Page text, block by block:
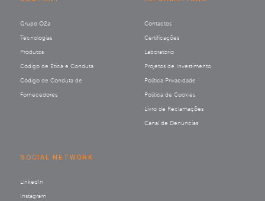
Grupo O2a
Tecnologias
Produtos
Código de Ética e Conduta
Código de Conduta de
Fornecedores
Contactos
Certificações
Laboratório
Projetos de Investimento
Política Privacidade
Política de Cookies
Livro de Reclamações
Canal de Denúncias
SOCIAL NETWORK
LinkedIn
Instagram